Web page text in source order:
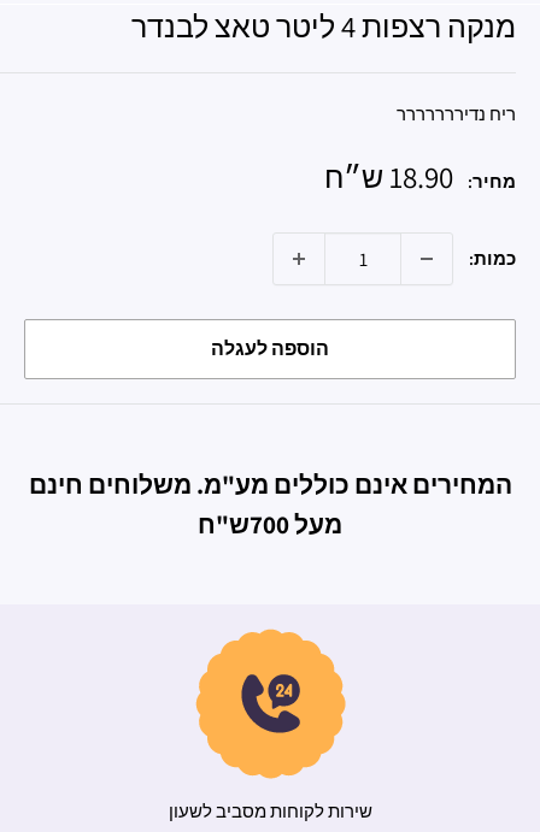
מנקה רצפות 4 ליטר טאצ לבנדר
ריח נדיררררררר
מחיר: מחיר
18.90 ש״ח
כמות:
הוספה לעגלה
המחירים אינם כוללים מע"מ. משלוחים חינם
מעל 700ש"ח